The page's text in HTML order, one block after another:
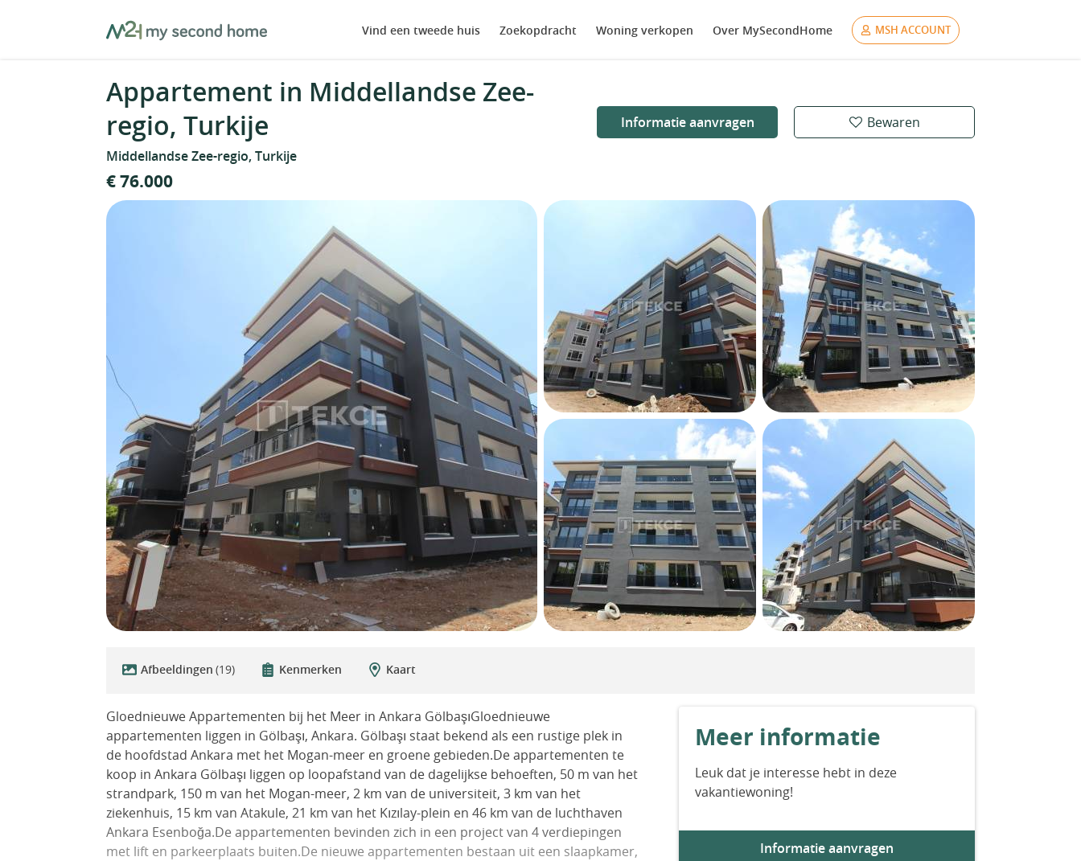
MySecondHome Vind een tweede huis Zoekopdracht Woning verkopen Over MySecondHome MSH ACCOUNT
Appartement in Middellandse Zee-
regio, Turkije
Middellandse Zee-regio, Turkije
Informatie aanvragen Bewaren
€ 76.000
Afbeeldingen (19) Kenmerken Kaart
Gloednieuwe Appartementen bij het Meer in Ankara GölbaşıGloednieuwe
appartementen liggen in Gölbaşı, Ankara. Gölbaşı staat bekend als een rustige plek in
de hoofdstad Ankara met het Mogan-meer en groene gebieden.De appartementen te
koop in Ankara Gölbaşı liggen op loopafstand van de dagelijkse behoeften, 50 m van het
strandpark, 150 m van het Mogan-meer, 2 km van de universiteit, 3 km van het
ziekenhuis, 15 km van Atakule, 21 km van het Kızılay-plein en 46 km van de luchthaven
Ankara Esenboğa.De appartementen bevinden zich in een project van 4 verdiepingen
met lift en parkeerplaats buiten.De nieuwe appartementen bestaan uit een slaapkamer,
Meer informatie
Leuk dat je interesse hebt in deze
vakantiewoning!
Informatie aanvragen